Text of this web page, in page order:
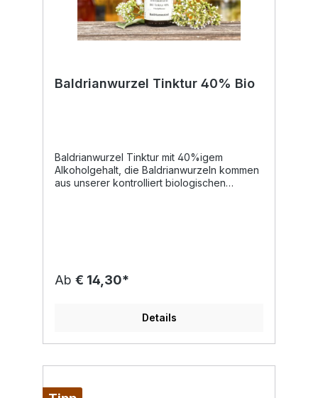
Baldrianwurzel Tinktur 40% Bio
Baldrianwurzel Tinktur mit 40%igem
Alkoholgehalt, die Baldrianwurzeln kommen
aus unserer kontrolliert biologischen
Wurzelstock und in den Wurzeln. Die
Gerbstoffe, Valepotriate und Alkaloide. Bei
Unruhe, Nervosität oder Prüfungsangst kann
die Möglichkeit, ruhig in den Schlaf zu
Ab € 14,30*
Details